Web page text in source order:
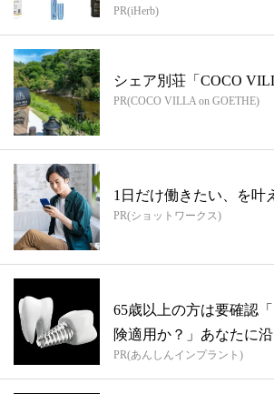
PR(iHerb)
シェア別荘「COCO
PR(COCO VILLA on GOETHE)
1日だけ働きたい、を叶
PR(ショットワークス)
65歳以上の方は要確認
険適用か？」あなたに
を...
PR(あんしんインプラント)